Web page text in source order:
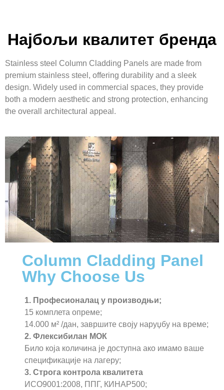
Најбољи квалитет бренда
Stainless steel Column Cladding Panels are made from
premium stainless steel, offering durability and a sleek
design. Widely used in commercial spaces, they provide
both a modern aesthetic and strong protection, enhancing
the overall architectural appeal.
Column Cladding Panel
Why Choose Us
1. Професионалац у производњи;
15 комплета опреме;
14.000 м² /дан, завршите своју наруџбу на време;
2. Флексибилан МОК
Било која количина је доступна ако имамо ваше
спецификације на лагеру;
3. Строга контрола квалитета
ИСО9001:2008, ППГ, КИНАР500;